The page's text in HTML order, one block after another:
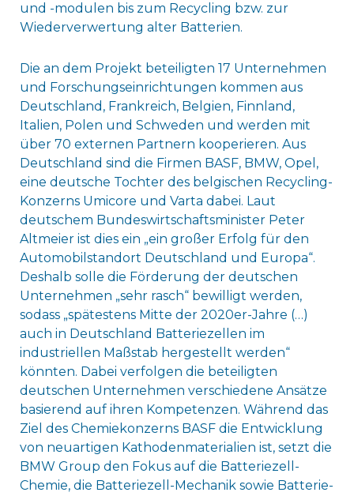
und -modulen bis zum Recycling bzw. zur
Wiederverwertung alter Batterien.
Die an dem Projekt beteiligten 17 Unternehmen
und Forschungseinrichtungen kommen aus
Deutschland, Frankreich, Belgien, Finnland,
Italien, Polen und Schweden und werden mit
über 70 externen Partnern kooperieren. Aus
Deutschland sind die Firmen BASF, BMW, Opel,
eine deutsche Tochter des belgischen Recycling-
Konzerns Umicore und Varta dabei. Laut
deutschem Bundeswirtschaftsminister Peter
Altmeier ist dies ein „ein großer Erfolg für den
Automobilstandort Deutschland und Europa“.
Deshalb solle die Förderung der deutschen
Unternehmen „sehr rasch“ bewilligt werden,
sodass „spätestens Mitte der 2020er-Jahre (…)
auch in Deutschland Batteriezellen im
industriellen Maßstab hergestellt werden“
könnten. Dabei verfolgen die beteiligten
deutschen Unternehmen verschiedene Ansätze
basierend auf ihren Kompetenzen. Während das
Ziel des Chemiekonzerns BASF die Entwicklung
von neuartigen Kathodenmaterialien ist, setzt die
BMW Group den Fokus auf die Batteriezell-
Chemie, die Batteriezell-Mechanik sowie Batterie-